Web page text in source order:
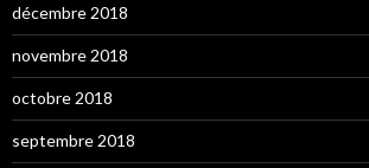
décembre 2018
novembre 2018
octobre 2018
septembre 2018